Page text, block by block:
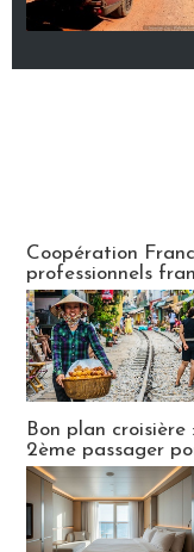
Coopération
professionnels
Bon plan
2ème passager